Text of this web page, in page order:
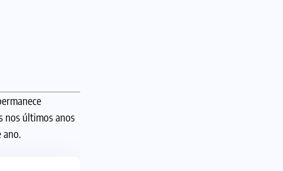
nos últimos anos
ano.